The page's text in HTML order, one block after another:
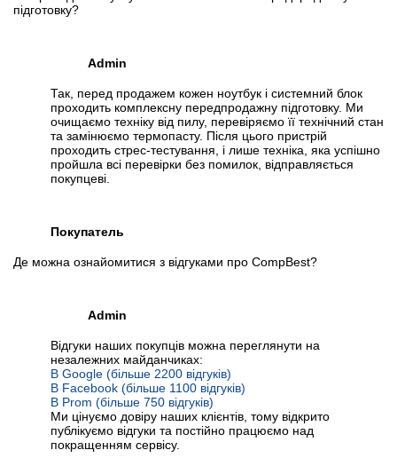
підготовку?
Admin
Так, перед продажем кожен ноутбук і системний блок
проходить комплексну передпродажну підготовку. Ми
очищаємо техніку від пилу, перевіряємо її технічний стан
та замінюємо термопасту. Після цього пристрій
проходить стрес-тестування, і лише техніка, яка успішно
пройшла всі перевірки без помилок, відправляється
покупцеві.
Покупатель
Де можна ознайомитися з відгуками про CompBest?
Admin
Відгуки наших покупців можна переглянути на
незалежних майданчиках:
В Google (більше 2200 відгуків)
В Facebook (більше 1100 відгуків)
В Prom (більше 750 відгуків)
Ми цінуємо довіру наших клієнтів, тому відкрито
публікуємо відгуки та постійно працюємо над
покращенням сервісу.